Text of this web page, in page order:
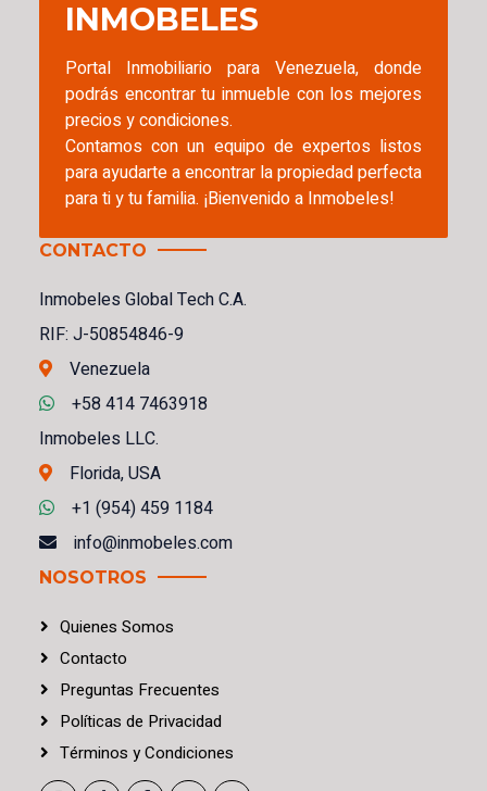
INMOBELES
Portal Inmobiliario para Venezuela, donde
podrás encontrar tu inmueble con los mejores
precios y condiciones.
Contamos con un equipo de expertos listos
para ayudarte a encontrar la propiedad perfecta
para ti y tu familia. ¡Bienvenido a Inmobeles!
CONTACTO
Inmobeles Global Tech C.A.
RIF: J-50854846-9
Venezuela
+58 414 7463918
Inmobeles LLC.
Florida, USA
+1 (954) 459 1184
info@inmobeles.com
NOSOTROS
Quienes Somos
Contacto
Preguntas Frecuentes
Políticas de Privacidad
Términos yCondiciones